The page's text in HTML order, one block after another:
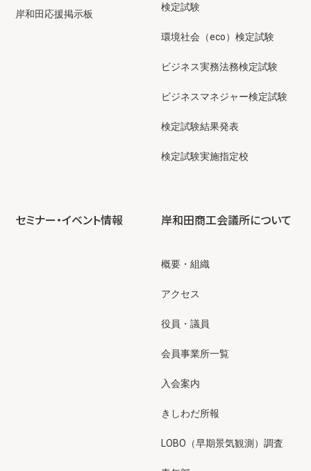
岸和田応援掲示板
検定試験
環境社会（eco）検定試験
ビジネス実務法務検定試験
ビジネスマネジャー検定試験
検定試験結果発表
検定試験実施指定校
セミナー・イベント情報 岸和田商工会議所について
概要・組織
アクセス
役員・議員
会員事業所一覧
入会案内
きしわだ所報
LOBO（早期景気観測）調査